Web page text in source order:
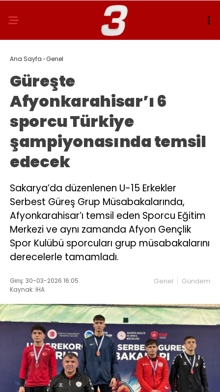
Ana Sayfa ›Genel
Güreşte
Afyonkarahisar’ı 6
sporcu Türkiye
şampiyonasında temsil
edecek
Sakarya’da düzenlenen U-15 Erkekler
Serbest Güreş Grup Müsabakalarında,
Afyonkarahisar’ı temsil eden Sporcu Eğitim
Merkezi ve aynı zamanda Afyon Gençlik
Spor Kulübü sporcuları grup müsabakalarını
derecelerle tamamladı.
Giriş: 30-03-2026 16:05
Kaynak: İHA
Genel Gündem